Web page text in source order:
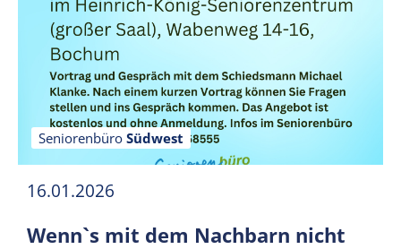
Seniorenbüro Südwest
16.01.2026
Wenn`s mit dem Nachbarn nicht